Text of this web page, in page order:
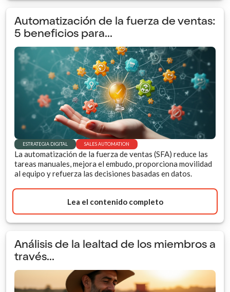
Automatización de la fuerza de ventas:
5 beneficios para...
ESTRATEGIA DIGITAL SALES AUTOMATION
La automatización de la fuerza de ventas (SFA) reduce las
tareas manuales, mejora el embudo, proporciona movilidad
al equipo y refuerza las decisiones basadas en datos.
Lea el contenido completo
Análisis de la lealtad de los miembros a
través...